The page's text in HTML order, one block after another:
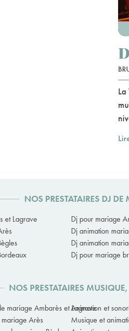
NOS PRESTATAIRES DJ
et Lagrave Dj pour mariage
Dj animation
Dj animation
Dj pour mariage
NOS PRESTATAIRES
mariage Ambarès et Lagrave
Animation et
Arès
Musique et